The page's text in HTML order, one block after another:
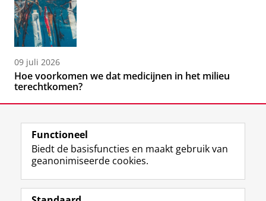
09 juli 2026
Hoe voorkomen we dat medicijnen in het milieu
terechtkomen?
Volg de RUG
F
a
L
i
R
S
I
n
Y
o
Functioneel
Biedt de basisfuncties en maakt gebruik van
geanonimiseerde cookies.